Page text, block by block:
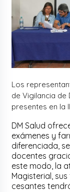
Los
de Vigilancia
presentes en la
DM Salud
exámenes y
diferenciada,
docentes
este modo, la
Magisterial,
cesantes